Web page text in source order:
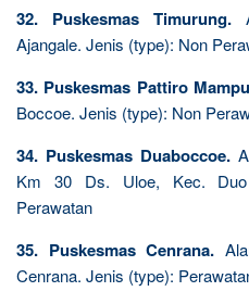
32. Puskesmas Timurung.
Ajangale. Jenis (type): Non
33. Puskesmas Pattiro
Boccoe. Jenis (type): Non
34. Puskesmas Duaboccoe.
Km 30 Ds. Uloe, Kec.
Perawatan
35. Puskesmas Cenrana.
Cenrana. Jenis (type):